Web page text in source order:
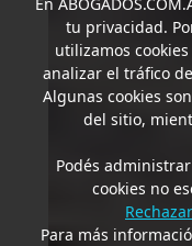
tu privacidad.
utilizamos
analizar el tráfico
Algunas cookies
del sitio,
Podés
cookies no
Para más